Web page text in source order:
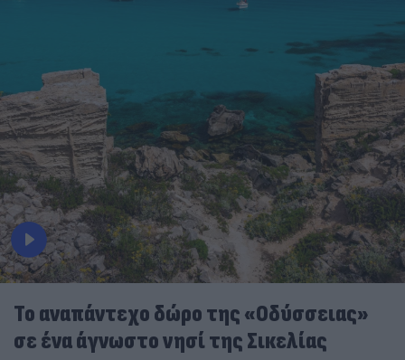
To αναπάντεχο δώρο της «Οδύσσειας»
σε ένα άγνωστο νησί της Σικελίας